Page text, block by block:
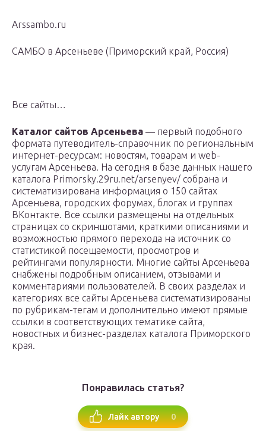
Arssambo.ru
САМБО в Арсеньеве (Приморский край, Россия)
Все сайты…
Каталог сайтов Арсеньева — первый подобного
формата путеводитель-справочник по региональным
интернет-ресурсам: новостям, товарам и web-
услугам Арсеньева. На сегодня в базе данных нашего
каталога Primorsky.29ru.net/arsenyev/ собрана и
систематизирована информация о 150 сайтах
Арсеньева, городских форумах, блогах и группах
ВКонтакте. Все ссылки размещены на отдельных
страницах со скриншотами, краткими описаниями и
возможностью прямого перехода на источник со
статистикой посещаемости, просмотров и
рейтингами популярности. Многие сайты Арсеньева
снабжены подробным описанием, отзывами и
комментариями пользователей. В своих разделах и
категориях все сайты Арсеньева систематизированы
по рубрикам-тегам и дополнительно имеют прямые
ссылки в соответствующих тематике сайта,
новостных и бизнес-разделах каталога Приморского
края.
Понравилась статья?
Лайк автору 0